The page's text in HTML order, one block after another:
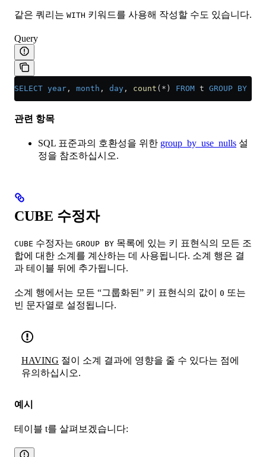
같은 쿼리는 WITH 키워드를 사용해 작성할 수도 있습니다.
Query
SELECT year , month , day , count ( * ) FROM t GROUP BY
관련 항목
SQL 표준과의 호환성을 위한 group_by_use_nulls 설
정을 참조하십시오.
CUBE 수정자
CUBE 수정자는 GROUP BY 목록에 있는 키 표현식의 모든 조
합에 대한 소계를 계산하는 데 사용됩니다. 소계 행은 결
과 테이블 뒤에 추가됩니다.
소계 행에서는 모든 “그룹화된” 키 표현식의 값이 0 또는
빈 문자열로 설정됩니다.
HAVING 절이 소계 결과에 영향을 줄 수 있다는 점에
유의하십시오.
예시
테이블 t를 살펴보겠습니다: